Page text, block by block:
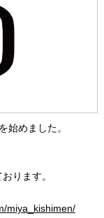
始めました。
ります。
miya_kishimen/